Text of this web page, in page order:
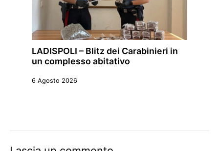
LADISPOLI – Blitz dei Carabinieri in
un complesso abitativo
6 Agosto 2026